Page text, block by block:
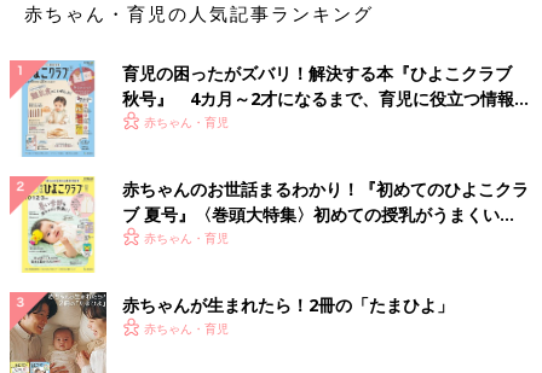
長谷川さんのお話を受けながら、アレルギー専門医の佐藤先生か
らのアドバイスがありました。
「長谷川さんのお子さんのように自分から症状が出る食材を避け
られる場合もありますが、トラブルを避けるためには保護者、
園・学校、主治医の連携をより緊密にすることが大切です。
国内で食物アレルギーを発症するお子さんは年々増加していて、
それと同時に激しい全身症状が出て命にかかわることもあるアナ
フィラキシーショックも増えています」（佐藤先生）
アナフィラキシーとは、アレルギーの原因物質（アレルゲンまた
は抗原）に触れる、あるいは食べたり飲んだりしたあとに、数分
赤ちゃん・育児の人気記事ランキング
育児の困ったがズバリ！解決する本『ひよこクラブ
秋号』 4カ月～2才になるまで、育児に役立つ情報が
いっぱい！
赤ちゃん・育児
赤ちゃんのお世話まるわかり！『初めてのひよこクラ
ブ 夏号』〈巻頭大特集〉初めての授乳がうまくい
く！ おっぱい・ミルクの基本と夏のトラブル 解決テ
赤ちゃん・育児
赤ちゃんが生まれたら！2冊の「たまひよ」
赤ちゃん・育児